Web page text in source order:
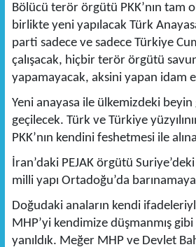
Bölücü terör örgütü PKK’nın tam
birlikte yeni yapılacak Türk
parti sadece ve sadece Türkiye
çalışacak, hiçbir terör örgütü
yapamayacak, aksini yapan idam
Yeni anayasa ile ülkemizdeki
geçilecek. Türk ve Türkiye
PKK’nın kendini feshetmesi ile
İran’daki PEJAK örgütü
milli yapı Ortadoğu’da
Doğudaki anaların kendi
MHP’yi kendimize düşmanmış
yanıldık. Meğer MHP ve Devlet